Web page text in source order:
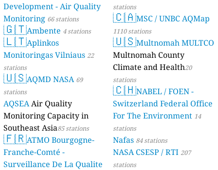
Development - Air Quality
Monitoring 66 stations
🇬🇹Ambente 4 stations
🇱🇹Aplinkos
Monitoringas Vilniaus 22
stations
🇺🇸AQMD NASA 69
stations
AQSEAAir Quality
Monitoring Capacity in
Southeast Asia85 stations
🇫🇷ATMO Bourgogne-
Franche-Comté -
Surveillance De La Qualite
stations
🇨🇦MSC / UNBC AQMap
1110 stations
🇺🇸Multnomah MULTCO
Multnomah County
Climate and Health20
stations
🇨🇭NABEL / FOEN -
Switzerland Federal Office
For The Environment 14
stations
Nafas 84 stations
NASA CSESP / RTI 207
stations